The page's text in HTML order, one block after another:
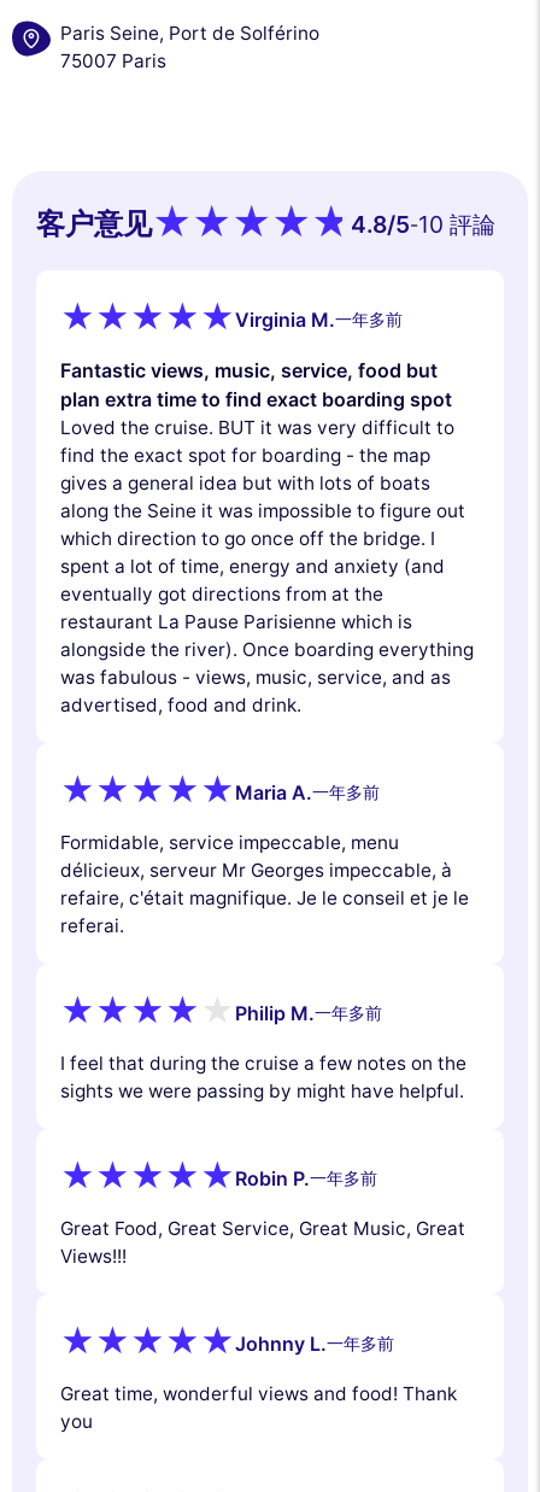
Paris Seine, Port de Solférino
75007 Paris
客户意见 4.8/5-10 評論
Virginia M.一年多前
Fantastic views, music, service, food but
plan extra time to find exact boarding spot
Loved the cruise. BUT it was very difficult to
find the exact spot for boarding - the map
gives a general idea but with lots of boats
along the Seine it was impossible to figure out
which direction to go once off the bridge. I
spent a lot of time, energy and anxiety (and
eventually got directions from at the
restaurant La Pause Parisienne which is
alongside the river). Once boarding everything
was fabulous - views, music, service, and as
advertised, food and drink.
Maria A.一年多前
Formidable, service impeccable, menu
délicieux, serveur Mr Georges impeccable, à
refaire, c'était magnifique. Je le conseil et je le
referai.
Philip M.一年多前
I feel that during the cruise a few notes on the
sights we were passing by might have helpful.
Robin P.一年多前
Great Food, Great Service, Great Music, Great
Views!!!
Johnny L.一年多前
Great time, wonderful views and food! Thank
you